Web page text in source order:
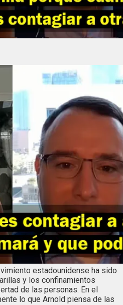
estadounidense ha sido
y los confinamientos
de las personas. En el
lo que Arnold piensa de las